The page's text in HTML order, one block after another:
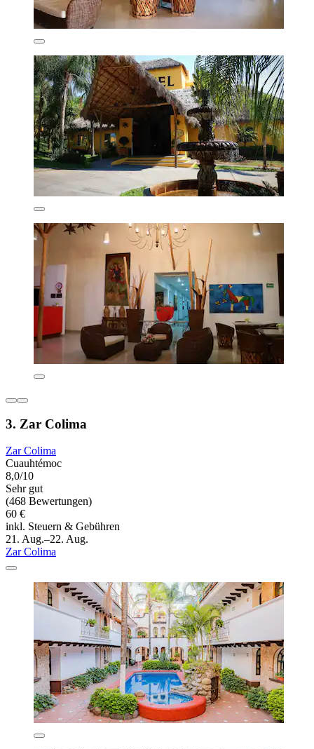
3. Zar Colima
Zar Colima
Cuauhtémoc
8,0/10
Sehr gut
(468 Bewertungen)
60 €
inkl. Steuern & Gebühren
21. Aug.–22. Aug.
Zar Colima